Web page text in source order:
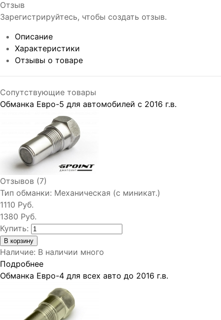
Отзыв
Зарегистрируйтесь, чтобы создать отзыв.
Описание
Характеристики
Отзывы о товаре
Сопутствующие товары
Обманка Евро-5 для автомобилей с 2016 г.в.
Отзывов (7)
Тип обманки: Механическая (с миникат.)
1110 Руб.
1380 Руб.
Купить:
Наличие: В наличии много
Подробнее
Обманка Евро-4 для всех авто до 2016 г.в.